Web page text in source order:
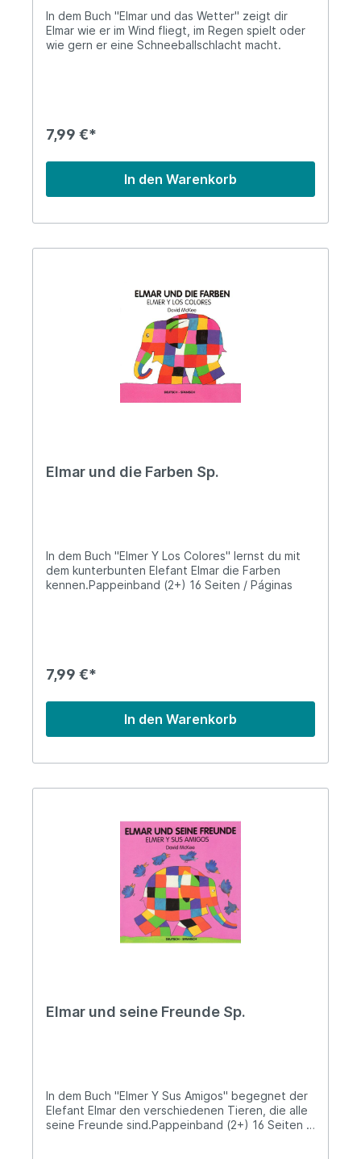
In dem Buch "Elmar und das Wetter" zeigt dir
Elmar wie er im Wind fliegt, im Regen spielt oder
wie gern er eine Schneeballschlacht macht.
7,99 €*
In den Warenkorb
Elmar und die Farben Sp.
In dem Buch "Elmer Y Los Colores" lernst du mit
dem kunterbunten Elefant Elmar die Farben
kennen.Pappeinband (2+) 16 Seiten / Páginas
7,99 €*
In den Warenkorb
Elmar und seine Freunde Sp.
In dem Buch "Elmer Y Sus Amigos" begegnet der
Elefant Elmar den verschiedenen Tieren, die alle
seine Freunde sind.Pappeinband (2+) 16 Seiten /